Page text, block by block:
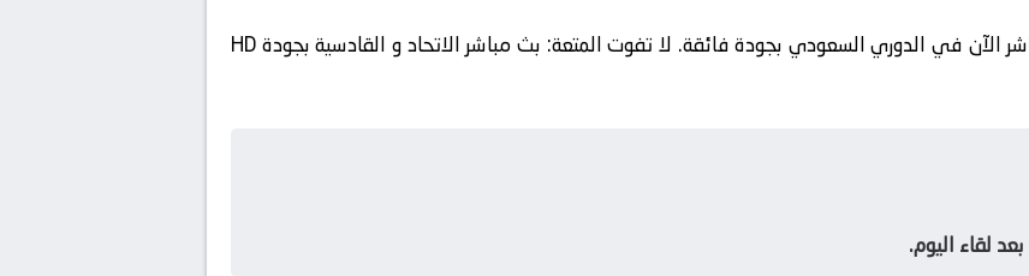
🔴 مشاهدة مباراة الاتحاد و القادسية بث مباشر الآن في الدوري السعودي بجودة فائقة. لا تفوت المتعة: بث مباشر الاتحاد و القادسية بجودة HD
لقاء اليوم.